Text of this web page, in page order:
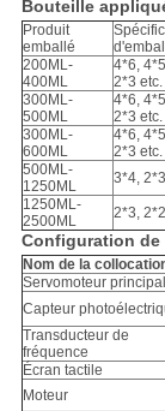
Bouteille
Produit
emballé
200ML-
400ML
4*6,
2*3 etc.
300ML-
500ML
4*6,
2*3 etc.
300ML-
600ML
4*6,
2*3 etc.
500ML-
1250ML
3*4,
1250ML-
2500ML
2*3,
Configuration de
Nom de la
Servomoteur principal
Capteur
Transducteur de
fréquence
Écran tactile
Moteur